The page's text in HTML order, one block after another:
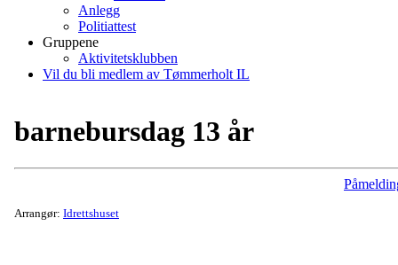
Anlegg
Politiattest
Gruppene
Aktivitetsklubben
Vil du bli medlem av Tømmerholt IL
barnebursdag 13 år
Arrangør: Idrettshuset